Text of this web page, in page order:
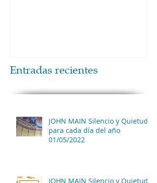
Entradas recientes
JOHN MAIN Silencio y Quietud
para cada día del año
01/05/2022
JOHN MAIN Silencio y Quietud